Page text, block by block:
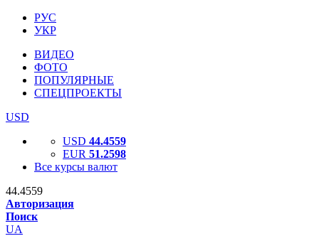
РУС
УКР
ВИДЕО
ФОТО
ПОПУЛЯРНЫЕ
СПЕЦПРОЕКТЫ
USD
USD 44.4559
EUR 51.2598
Все курсы валют
44.4559
Авторизация
Поиск
UA